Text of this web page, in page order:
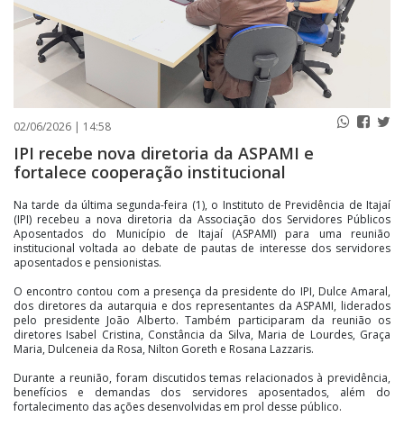
02/06/2026 | 14:58
IPI recebe nova diretoria da ASPAMI e
fortalece cooperação institucional
Na tarde da última segunda-feira (1), o Instituto de Previdência de Itajaí
(IPI) recebeu a nova diretoria da Associação dos Servidores Públicos
Aposentados do Município de Itajaí (ASPAMI) para uma reunião
institucional voltada ao debate de pautas de interesse dos servidores
aposentados e pensionistas.
O encontro contou com a presença da presidente do IPI, Dulce Amaral,
dos diretores da autarquia e dos representantes da ASPAMI, liderados
pelo presidente João Alberto. Também participaram da reunião os
diretores Isabel Cristina, Constância da Silva, Maria de Lourdes, Graça
Maria, Dulceneia da Rosa, Nilton Goreth e Rosana Lazzaris.
Durante a reunião, foram discutidos temas relacionados à previdência,
benefícios e demandas dos servidores aposentados, além do
fortalecimento das ações desenvolvidas em prol desse público.